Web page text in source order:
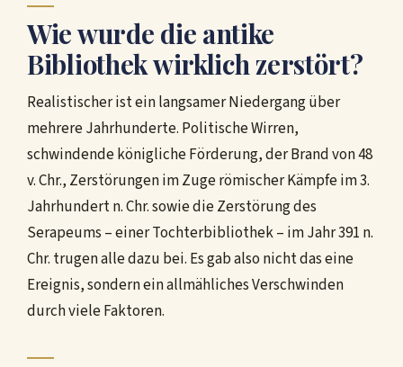
Wie wurde die antike
Bibliothek wirklich zerstört?
Realistischer ist ein langsamer Niedergang über
mehrere Jahrhunderte. Politische Wirren,
schwindende königliche Förderung, der Brand von 48
v. Chr., Zerstörungen im Zuge römischer Kämpfe im 3.
Jahrhundert n. Chr. sowie die Zerstörung des
Serapeums – einer Tochterbibliothek – im Jahr 391 n.
Chr. trugen alle dazu bei. Es gab also nicht das eine
Ereignis, sondern ein allmähliches Verschwinden
durch viele Faktoren.